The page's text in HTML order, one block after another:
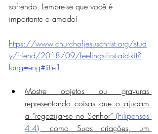
sofrendo. Lembre-se que você é
importante e amado!
https://www.churchofjesuschrist.org/stud
y/friend/2018/09/feelings-first-aid-kit?
lang=eng#title1
Mostre objetos ou gravuras
representando coisas que o ajudam
a “regozijar-se no Senhor” (Filipenses
4:4), como Suas criações, um